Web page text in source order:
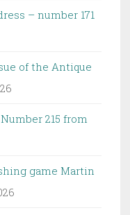
– number 171
of the Antique
215 from
game Martin